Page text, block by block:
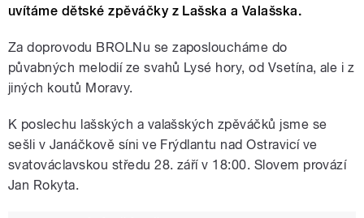
uvítáme dětské zpěváčky z Lašska a Valašska.
Za doprovodu BROLNu se zaposloucháme do
půvabných melodií ze svahů Lysé hory, od Vsetína, ale i z
jiných koutů Moravy.
K poslechu lašských a valašských zpěváčků jsme se
sešli v Janáčkově síni ve Frýdlantu nad Ostravicí ve
svatováclavskou středu 28. září v 18:00. Slovem provází
Jan Rokyta.